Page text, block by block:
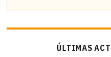
por:
ÚLTIMAS